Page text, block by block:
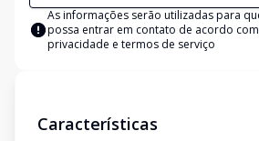
As informações serão utilizadas para
possa entrar em contato de acordo
privacidade e termos de serviço
Características